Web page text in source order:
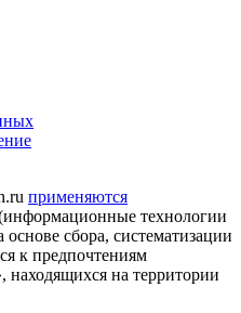
применяются
технологии
сбора, систематизации
к предпочтениям
находящихся на территории